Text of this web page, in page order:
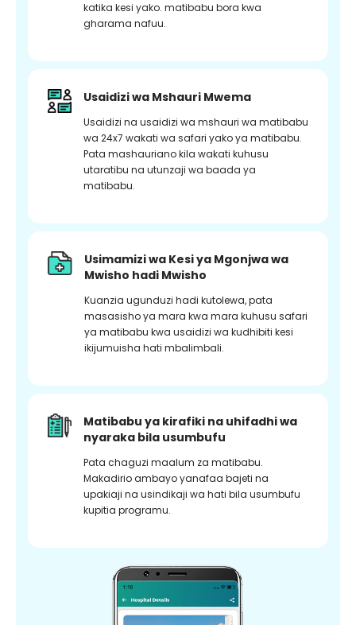
katika kesi yako. matibabu bora kwa
gharama nafuu.
Usaidizi wa Mshauri Mwema
Usaidizi na usaidizi wa mshauri wa matibabu
wa 24x7 wakati wa safari yako ya matibabu.
Pata mashauriano kila wakati kuhusu
utaratibu na utunzaji wa baada ya
matibabu.
Usimamizi wa Kesi ya Mgonjwa wa
Mwisho hadi Mwisho
Kuanzia ugunduzi hadi kutolewa, pata
masasisho ya mara kwa mara kuhusu safari
ya matibabu kwa usaidizi wa kudhibiti kesi
ikijumuisha hati mbalimbali.
Matibabu ya kirafiki na uhifadhi wa
nyaraka bila usumbufu
Pata chaguzi maalum za matibabu.
Makadirio ambayo yanafaa bajeti na
upakiaji na usindikaji wa hati bila usumbufu
kupitia programu.